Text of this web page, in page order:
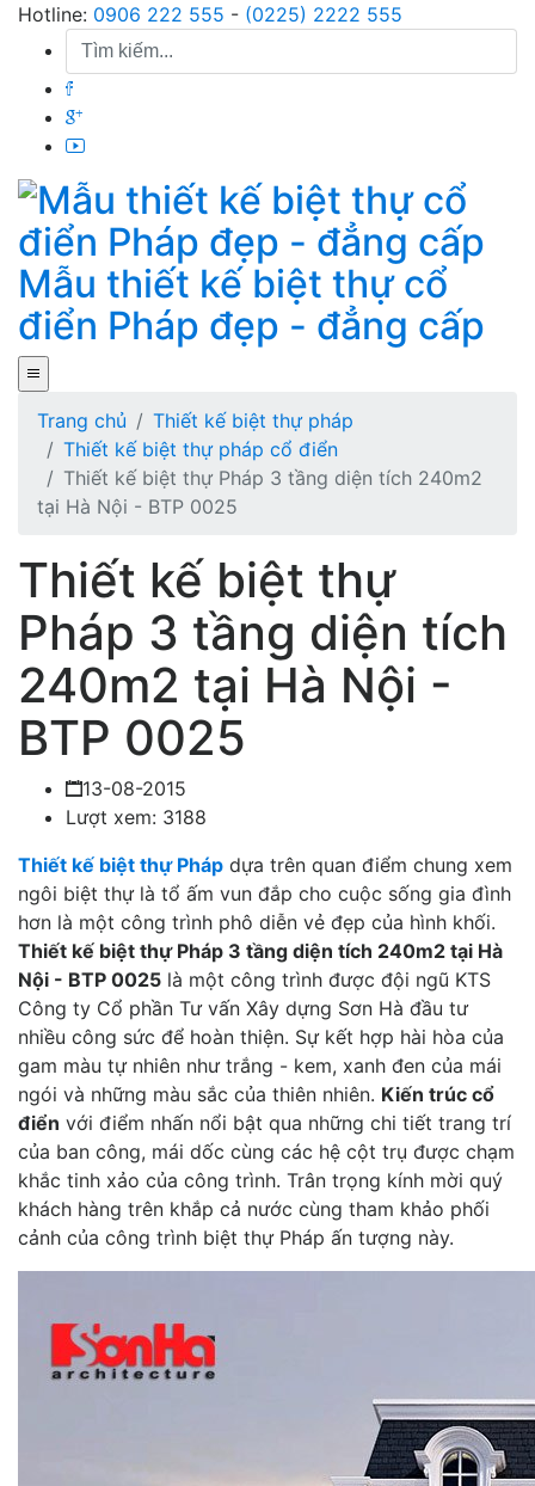
Skip
content
Hotline: 0906 222 555 - (0225) 2222 555
Mẫu thiết kế biệt thự cổ
điển Pháp đẹp - đẳng cấp
Trang chủ
Thiết kế biệt thự pháp
Thiết kế biệt thự pháp cổ điển
Thiết kế biệt thự Pháp 3 tầng diện tích 240m2
tại Hà Nội - BTP 0025
Thiết kế biệt thự
Pháp 3 tầng diện tích
240m2 tại Hà Nội -
BTP 0025
13-08-2015
Lượt xem: 3188
Thiết kế biệt thự Pháp dựa trên quan điểm chung xem
ngôi biệt thự là tổ ấm vun đắp cho cuộc sống gia đình
hơn là một công trình phô diễn vẻ đẹp của hình khối.
Thiết kế biệt thự Pháp 3 tầng diện tích 240m2 tại Hà
Nội - BTP 0025 là một công trình được đội ngũ KTS
Công ty Cổ phần Tư vấn Xây dựng Sơn Hà đầu tư
nhiều công sức để hoàn thiện. Sự kết hợp hài hòa của
gam màu tự nhiên như trắng - kem, xanh đen của mái
ngói và những màu sắc của thiên nhiên. Kiến trúc cổ
điển với điểm nhấn nổi bật qua những chi tiết trang trí
của ban công, mái dốc cùng các hệ cột trụ được chạm
khắc tinh xảo của công trình. Trân trọng kính mời quý
khách hàng trên khắp cả nước cùng tham khảo phối
cảnh của công trình biệt thự Pháp ấn tượng này.